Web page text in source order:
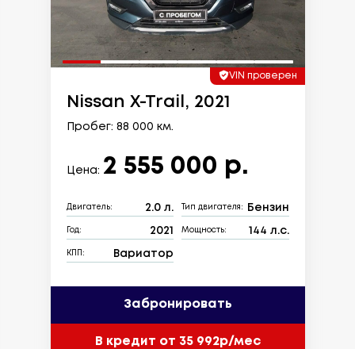
VIN проверен
Nissan X-Trail, 2021
Пробег: 88 000 км.
Цена: 2 555 000 р.
Двигатель: 2.0 л. Тип двигателя: Бензин
Год: 2021 Мощность: 144 л.с.
КПП: Вариатор
Забронировать
В кредит от 35 992р/мес